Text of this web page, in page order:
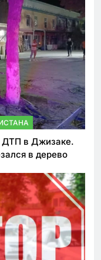
ДТП в Джизаке.
в дерево